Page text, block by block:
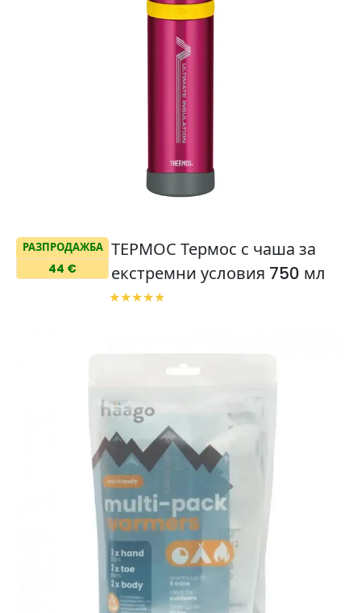
РАЗПРОДАЖБА
44 €
ТЕРМОС Термос с чаша за
екстремни условия 750 мл